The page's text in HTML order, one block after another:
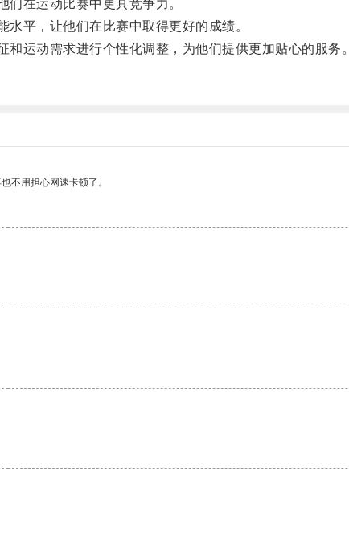
在运动比赛中更具竞争力。
平，让他们在比赛中取得更好的成绩。
运动需求进行个性化调整，为他们提供更加贴心的服务。
不用担心网速卡顿了。